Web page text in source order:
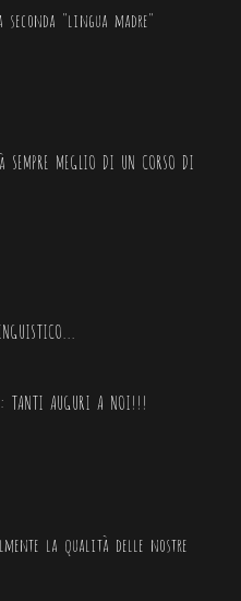
seconda "lingua madre"
SEMPRE MEGLIO DI UN CORSO DI
TANTI AUGURI A NOI!!!
la qualità delle nostre